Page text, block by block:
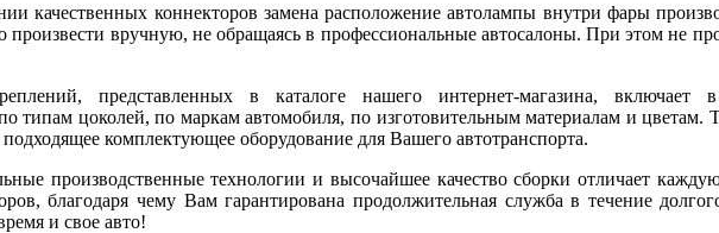
качественных коннекторов замена расположение автолампы внутри фары
произвести вручную, не обращаясь в профессиональные автосалоны. При этом не
представленных в каталоге нашего интернет-магазина, включает
типам цоколей, по маркам автомобиля, по изготовительным материалам и цветам.
подходящее комплектующее оборудование для Вашего автотранспорта.
производственные технологии и высочайшее качество сборки отличает
благодаря чему Вам гарантирована продолжительная служба в течение
и свое авто!